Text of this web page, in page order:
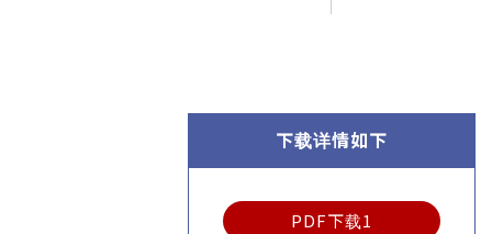
下载详情如下
PDF下载1